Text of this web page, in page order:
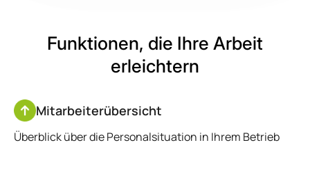
Funktionen, die Ihre Arbeit
erleichtern
Mitarbeiterübersicht
Überblick über die Personalsituation in Ihrem Betrieb